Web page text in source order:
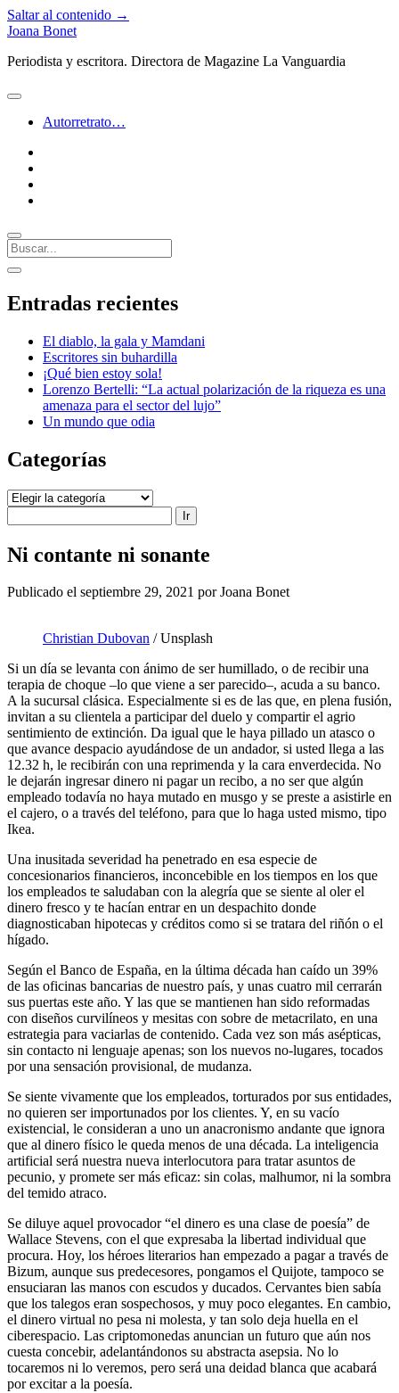
Saltar al contenido →
Joana Bonet
Periodista y escritora. Directora de Magazine La Vanguardia
abrir
Autorretrato…
Buscar
Barra
lateral
abrir
lateral
Entradas recientes
El diablo, la gala y Mamdani
Escritores sin buhardilla
¡Qué bien estoy sola!
Lorenzo Bertelli: “La actual polarización de la riqueza es una
amenaza para el sector del lujo”
Un mundo que odia
Categorías
Categorías
Ni contante ni sonante
Publicado el septiembre 29, 2021 por Joana Bonet
Christian Dubovan / Unsplash
Si un día se levanta con ánimo de ser humillado, o de recibir una
terapia de choque –lo que viene a ser parecido–, acuda a su banco.
A la sucursal clásica. Especialmente si es de las que, en plena fusión,
invitan a su clientela a participar del duelo y compartir el agrio
sentimiento de extinción. Da igual que le haya pillado un atasco o
que avance despacio ayudándose de un andador, si usted llega a las
12.32 h, le recibirán con una reprimenda y la cara enverdecida. No
le dejarán ingresar dinero ni pagar un recibo, a no ser que algún
empleado todavía no haya mutado en musgo y se preste a asistirle en
el cajero, o a través del teléfono, para que lo haga usted mismo, tipo
Ikea.
Una inusitada severidad ha penetrado en esa especie de
concesionarios financieros, inconcebible en los tiempos en los que
los empleados te saludaban con la alegría que se siente al oler el
dinero fresco y te hacían entrar en un despachito donde
diagnosticaban hipotecas y créditos como si se tratara del riñón o el
hígado.
Según el Banco de España, en la última década han caído un 39%
de las oficinas bancarias de nuestro país, y unas cuatro mil cerrarán
sus puertas este año. Y las que se mantienen han sido reformadas
con diseños curvilíneos y mesitas con sobre de metacrilato, en una
estrategia para va­ciarlas de contenido. Cada vez son más asépticas,
sin contacto ni lenguaje apenas; son los nuevos no-lugares, tocados
por una sensación provisional, de mudanza.
Se siente vivamente que los empleados, torturados por sus entidades,
no quieren ser importunados por los clientes. Y, en su vacío
existencial, le consideran a uno un anacronismo andante que ignora
que al dinero físico le queda menos de una década. La inteligencia
artificial será nuestra nueva interlocutora para tratar asuntos de
pecunio, y promete ser más eficaz: sin colas, malhumor, ni la sombra
del temido atraco.
Se diluye aquel provocador “el dinero es una clase de poesía” de
Wallace Stevens, con el que expresaba la libertad individual que
procura. Hoy, los héroes literarios han empezado a pagar a través de
Bizum, aunque sus predecesores, pongamos el Quijote, tampoco se
ensuciaran las manos con escudos y ducados. Cervantes bien sabía
que los talegos eran sospechosos, y muy poco elegantes. En cambio,
el dinero virtual no pesa ni molesta, y tan solo deja huella en el
ciberespacio. Las criptomonedas anuncian un futuro que aún nos
cuesta concebir, adelantándonos su abstracta asepsia. No lo
tocaremos ni lo veremos, pero será una deidad blanca que acabará
por excitar a la poesía.